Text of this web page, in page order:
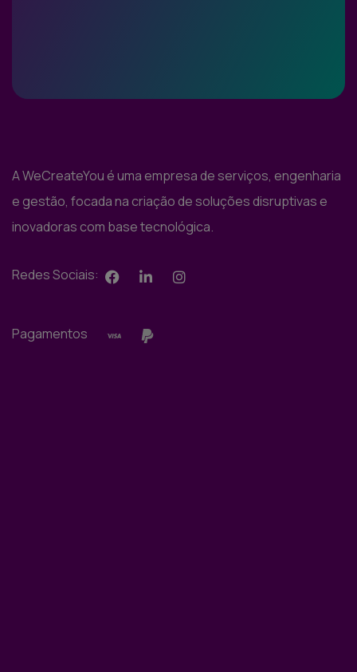
A WeCreateYou é uma empresa de serviços, engenharia
e gestão, focada na criação de soluções disruptivas e
inovadoras com base tecnológica.
Redes Sociais:
Pagamentos